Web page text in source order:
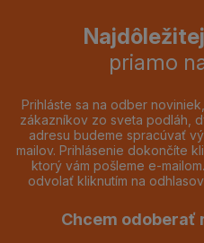
priamo
Prihláste sa na odber
zákazníkov zo sveta podláh,
adresu budeme spracúvať
mailov. Prihlásenie dokončíte
ktorý vám pošleme e-
odvolať kliknutím na
Chcem odoberať